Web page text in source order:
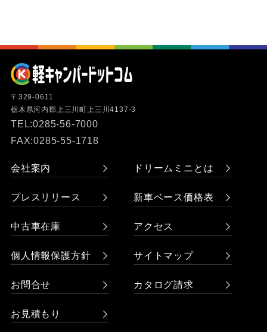
〒329-0611
栃木県河内郡上三川町上三川4137-3
TEL:0285-56-7000
FAX:0285-55-1718
会社案内 ドリームミニとは
プレスリリース 新車ベース価格表
中古車在庫 アクセス
個人情報保護方針 サイトマップ
お問合せ カタログ請求
お見積もり